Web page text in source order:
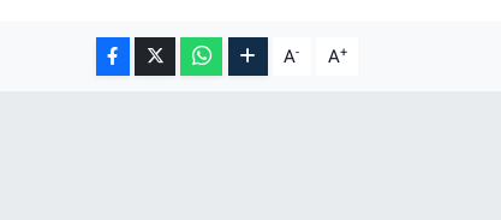
A- A+